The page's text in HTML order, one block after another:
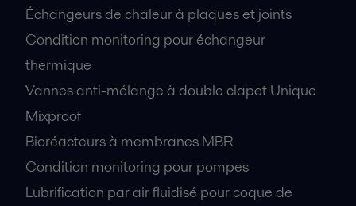
Échangeurs de chaleur à plaques et joints
Condition monitoring pour échangeur
thermique
Vannes anti-mélange à double clapet Unique
Mixproof
Bioréacteurs à membranes MBR
Condition monitoring pour pompes
Lubrification par air fluidisé pour coque de